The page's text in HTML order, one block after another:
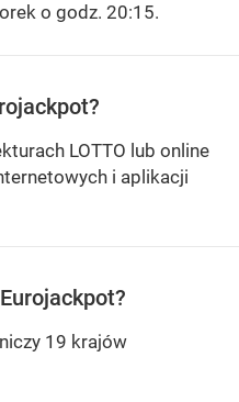
o godz. 20:15.
LOTTO lub online
i aplikacji
19 krajów